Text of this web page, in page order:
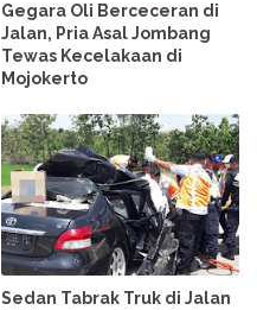
Gegara Oli Berceceran di
Jalan, Pria Asal Jombang
Tewas Kecelakaan di
Mojokerto
Sedan Tabrak Truk di Jalan